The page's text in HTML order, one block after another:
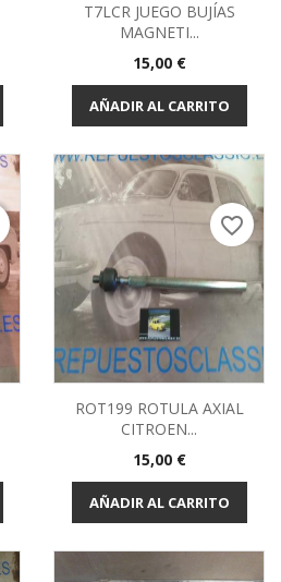
T7LCR JUEGO BUJÍAS
MAGNETI...
Precio
15,00 €
AÑADIR AL CARRITO
ROT199 ROTULA AXIAL
CITROEN...
Precio
15,00 €
AÑADIR AL CARRITO
favorite_border